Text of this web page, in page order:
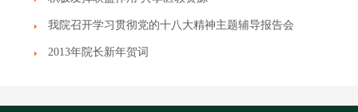
我院召开学习贯彻党的十八大精神主题辅导报告会
2013年院长新年贺词